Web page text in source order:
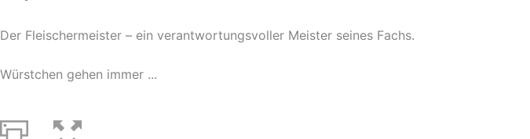
Der Fleischermeister – ein verantwortungsvoller Meister seines Fachs.
Würstchen gehen immer ...